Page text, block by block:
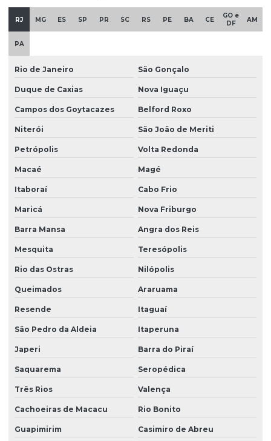
RJ MG ES SP PR SC RS PE BA CE
GO e
DF
AM
PA
Rio de Janeiro São Gonçalo
Duque de Caxias Nova Iguaçu
Campos dos Goytacazes Belford Roxo
Niterói São João de Meriti
Petrópolis Volta Redonda
Macaé Magé
Itaboraí Cabo Frio
Maricá Nova Friburgo
Barra Mansa Angra dos Reis
Mesquita Teresópolis
Rio das Ostras Nilópolis
Queimados Araruama
Resende Itaguaí
São Pedro da Aldeia Itaperuna
Japeri Barra do Piraí
Saquarema Seropédica
Três Rios Valença
Cachoeiras de Macacu Rio Bonito
Guapimirim Casimiro de Abreu